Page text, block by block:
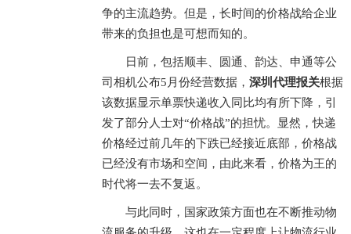
争的主流趋势。但是，长时间的价格战给企业
带来的负担也是可想而知的。
日前，包括顺丰、圆通、韵达、申通等公
司相机公布5月份经营数据， 深圳代理报关根据
该数据显示单票快递收入同比均有所下降，引
发了部分人士对“价格战”的担忧。显然，快递
价格经过前几年的下跌已经接近底部，价格战
已经没有市场和空间，由此来看，价格为王的
时代将一去不复返。
与此同时，国家政策方面也在不断推动物